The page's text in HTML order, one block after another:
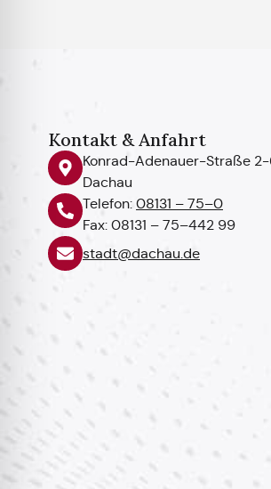
Kontakt & Anfahrt
Konrad-Adenauer-Straße 2-
Dachau
Telefon: 08131 – 75–0
Fax: 08131 – 75–442 99
stadt@dachau.de